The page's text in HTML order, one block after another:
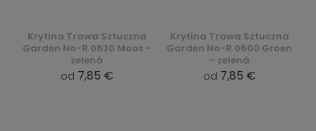
Krytina Trawa Sztuczna
Garden No-R 0630 Moos -
zelená
od 7,85 €
Krytina Trawa Sztuczna
Garden No-R 0600 Groen
- zelená
od 7,85 €